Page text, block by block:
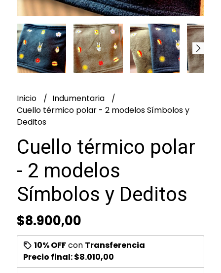
Inicio
Indumentaria
Cuello térmico polar - 2 modelos Símbolos y
Deditos
Cuello térmico polar
- 2 modelos
Símbolos y Deditos
$8.900,00
10% OFFcon Transferencia
Precio final:$8.010,00